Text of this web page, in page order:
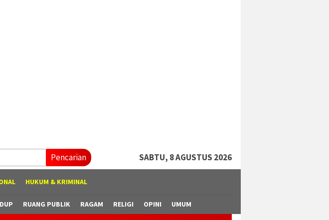
Pencarian SABTU, 8 AGUSTUS 2026
HUKUM & KRIMINAL
RUANG PUBLIK RAGAM RELIGI OPINI UMUM